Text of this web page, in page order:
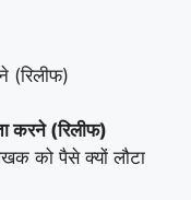
(रिलीफ)
करने (रिलीफ)
को पैसे क्यों लौटा